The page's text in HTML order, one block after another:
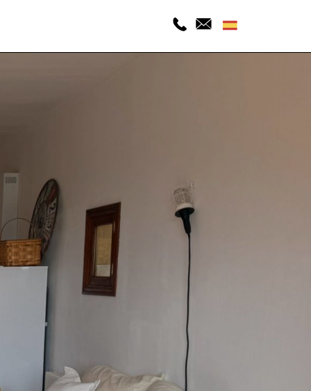
viola@vr-
+34 663 722 063